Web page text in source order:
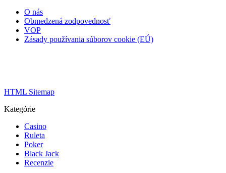
máj 2024
apríl 2024
marec 2024
február 2024
august 2023
jún 2023
apríl 2023
marec 2023
február 2023
január 2023
december 2022
O nás
Obmedzená zodpovednosť
VOP
Zásady používania súborov cookie (EÚ)
HTML Sitemap
Kategórie
Casino
Ruleta
Poker
Black Jack
Recenzie